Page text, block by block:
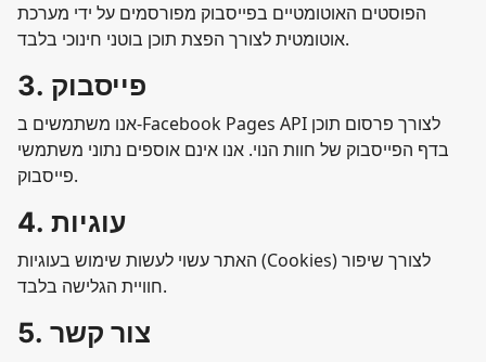
הפוסטים האוטומטיים בפייסבוק מפורסמים על ידי מערכת
אוטומטית לצורך הפצת תוכן בוטני חינוכי בלבד.
3. פייסבוק
אנו משתמשים ב-Facebook Pages API לצורך פרסום תוכן
בדף הפייסבוק של חוות הנוי. אנו אינם אוספים נתוני משתמשי
פייסבוק.
4. עוגיות
האתר עשוי לעשות שימוש בעוגיות (Cookies) לצורך שיפור
חוויית הגלישה בלבד.
5. צור קשר